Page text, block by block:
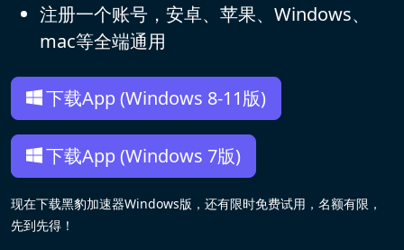
注册一个账号，安卓、苹果、Windows、
mac等全端通用
下载App (Windows 8-11版)
下载App (Windows 7版)
现在下载黑豹加速器Windows版，还有限时免费试用，名额有限，
先到先得！